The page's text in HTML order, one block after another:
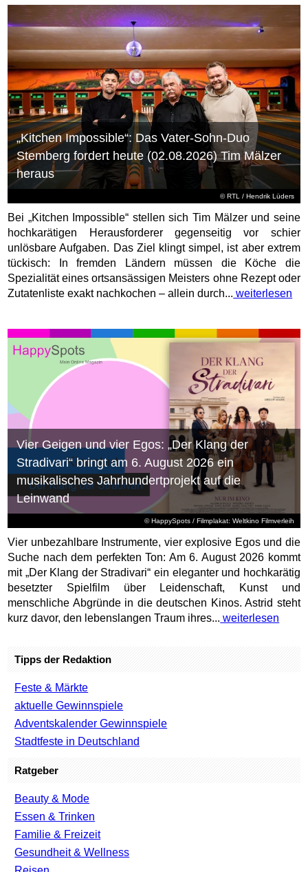
©RTL / Hendrik Lüders
„Kitchen Impossible“: Das Vater-Sohn-Duo
Stemberg fordert heute (02.08.2026) Tim Mälzer
heraus
Bei „Kitchen Impossible“ stellen sich Tim Mälzer und seine
hochkarätigen Herausforderer gegenseitig vor schier
unlösbare Aufgaben. Das Ziel klingt simpel, ist aber extrem
tückisch: In fremden Ländern müssen die Köche die
Spezialität eines ortsansässigen Meisters ohne Rezept oder
Zutatenliste exakt nachkochen – allein durch... weiterlesen
© HappySpots / Filmplakat: Weltkino Filmverleih
Vier Geigen und vier Egos: „Der Klang der
Stradivari“ bringt am 6. August 2026 ein
musikalisches Jahrhundertprojekt auf die
Leinwand
Vier unbezahlbare Instrumente, vier explosive Egos und die
Suche nach dem perfekten Ton: Am 6. August 2026 kommt
mit „Der Klang der Stradivari“ ein eleganter und hochkarätig
besetzter Spielfilm über Leidenschaft, Kunst und
menschliche Abgründe in die deutschen Kinos. Astrid steht
kurz davor, den lebenslangen Traum ihres... weiterlesen
Tipps der Redaktion
Feste & Märkte
aktuelle Gewinnspiele
Adventskalender Gewinnspiele
Stadtfeste in Deutschland
Ratgeber
Beauty & Mode
Essen & Trinken
Familie & Freizeit
Gesundheit & Wellness